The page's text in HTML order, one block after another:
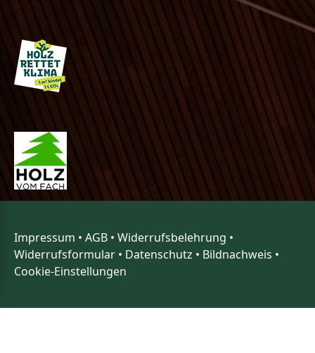
Impressum • AGB • Widerrufsbelehrung •
Widerrufsformular • Datenschutz • Bildnachweis •
Cookie-Einstellungen